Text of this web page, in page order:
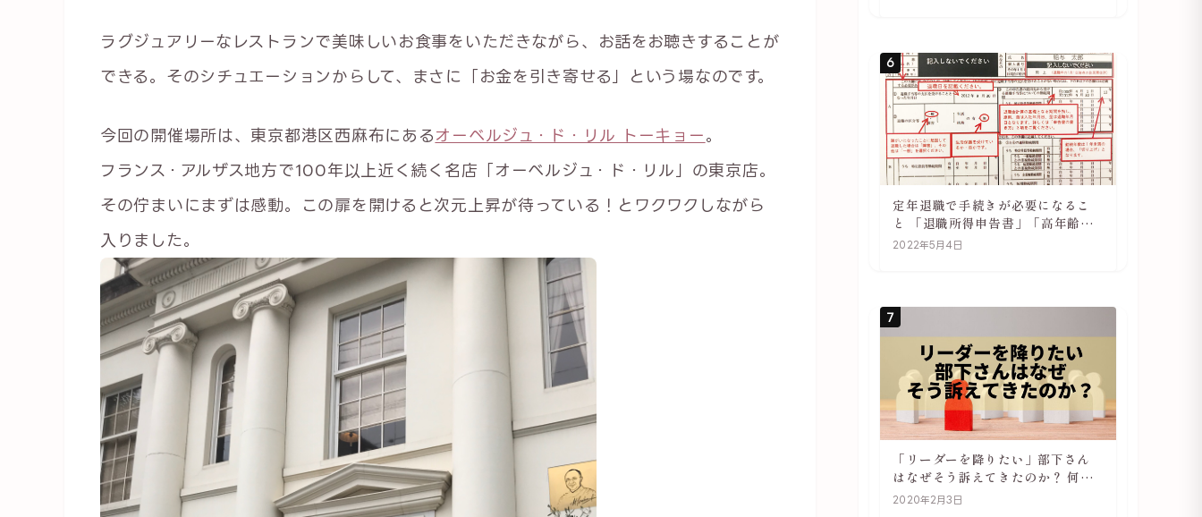
ラグジュアリーなレストランで美味しいお食事をいただきながら、お話をお聴きすることが
できる。そのシチュエーションからして、まさに「お金を引き寄せる」という場なのです。
今回の開催場所は、東京都港区西麻布にある オーベルジュ・ド・リル トーキョー 。
フランス・アルザス地方で100年以上近く続く名店「オーベルジュ・ド・リル」の東京店。
その佇まいにまずは感動。この扉を開けると次元上昇が待っている！とワクワクしながら
入りました。
6
定年退職で手続きが必要になるこ
と 「退職所得申告書」「高年齢雇
用継続基本給付金受給資格確認」
2022年5月4日
7
「リーダーを降りたい」部下さん
はなぜそう訴えてきたのか？ 何が
辛いのか？ あらためて考えてみる
2020年2月3日